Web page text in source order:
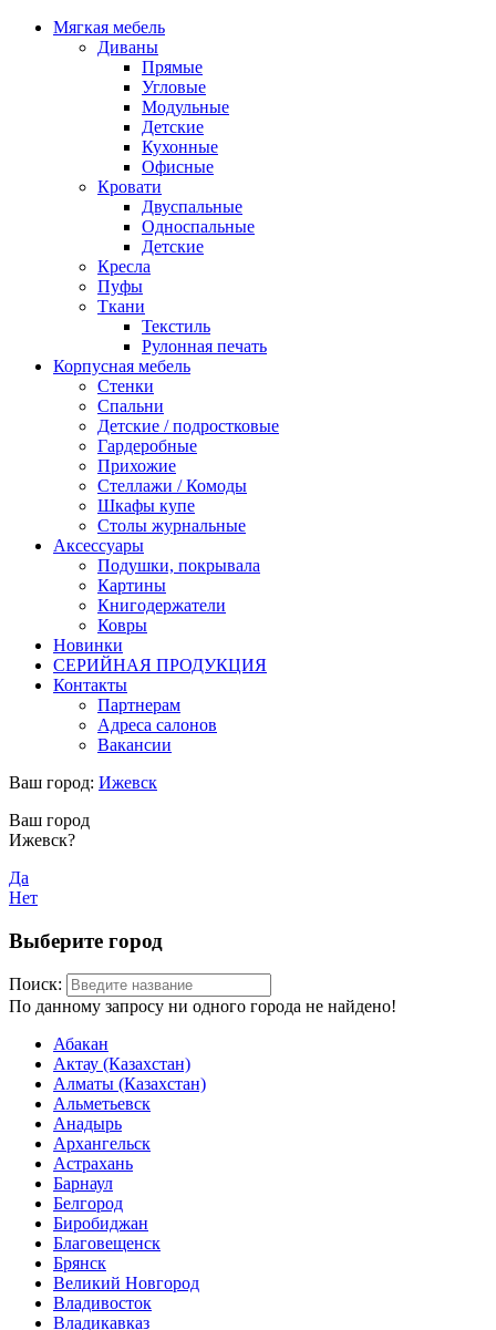
Мягкая мебель
Диваны
Прямые
Угловые
Модульные
Детские
Кухонные
Офисные
Кровати
Двуспальные
Односпальные
Детские
Кресла
Пуфы
Ткани
Текстиль
Рулонная печать
Корпусная мебель
Стенки
Спальни
Детские / подростковые
Гардеробные
Прихожие
Стеллажи / Комоды
Шкафы купе
Столы журнальные
Аксессуары
Подушки, покрывала
Картины
Книгодержатели
Ковры
Новинки
СЕРИЙНАЯ ПРОДУКЦИЯ
Контакты
Партнерам
Адреса салонов
Вакансии
Ваш город: Ижевск
Ваш город
Ижевск?
Да
Нет
Выберите город
Поиск:
По данному запросу ни одного города не найдено!
Абакан
Актау (Казахстан)
Алматы (Казахстан)
Альметьевск
Анадырь
Архангельск
Астрахань
Барнаул
Белгород
Биробиджан
Благовещенск
Брянск
Великий Новгород
Владивосток
Владикавказ